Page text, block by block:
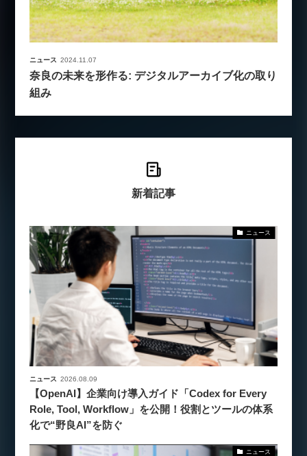
ニュース 2024.11.07
奈良の未来を形作る: デジタルアーカイブ化の取り
組み
新着記事
ニュース
ニュース 2026.08.09
【OpenAI】企業向け導入ガイド「Codex for Every
Role, Tool, Workflow」を公開！役割とツールの体系
化で“野良AI”を防ぐ
ニュース